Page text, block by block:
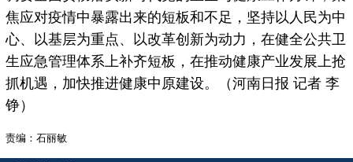
焦应对疫情中暴露出来的短板和不足，坚持以人民为中
心、以基层为重点、以改革创新为动力，在健全公共卫
生应急管理体系上补齐短板，在推动健康产业发展上抢
抓机遇，加快推进健康中原建设。（河南日报 记者 李
铮）
责编：石丽敏